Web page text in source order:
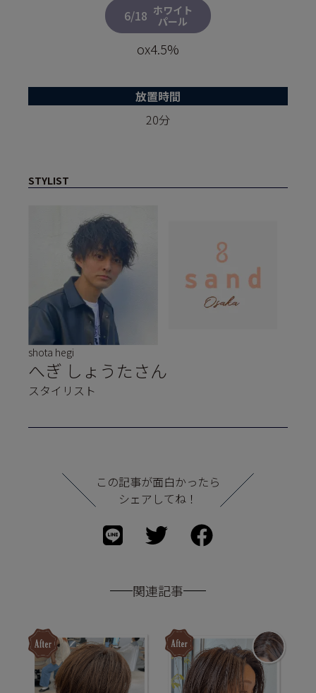
6/18 ホワイト
パール
ox4.5%
放置時間
20分
STYLIST
shota hegi
へぎ しょうたさん
スタイリスト
この記事が面白かったら
シェアしてね！
関連記事